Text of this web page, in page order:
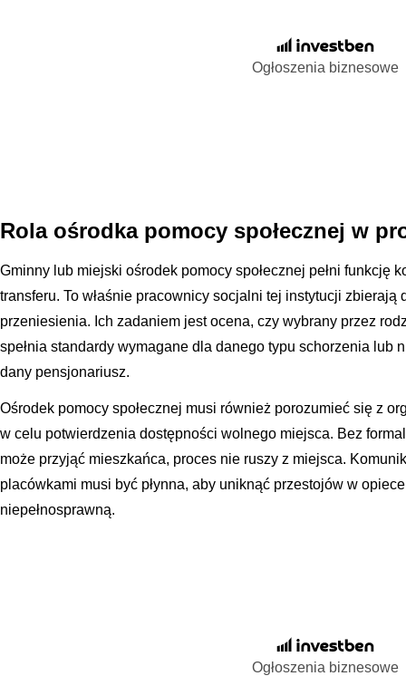
Ogłoszenia biznesowe
Rola ośrodka pomocy społecznej w
Gminny lub miejski ośrodek pomocy społecznej pełni funkcję
transferu. To właśnie pracownicy socjalni tej instytucji
przeniesienia. Ich zadaniem jest ocena, czy wybrany przez
spełnia standardy wymagane dla danego typu schorzenia lub
dany pensjonariusz.
Ośrodek pomocy społecznej musi również porozumieć się z
w celu potwierdzenia dostępności wolnego miejsca. Bez
może przyjąć mieszkańca, proces nie ruszy z miejsca.
placówkami musi być płynna, aby uniknąć przestojów w
niepełnosprawną.
Ogłoszenia biznesowe